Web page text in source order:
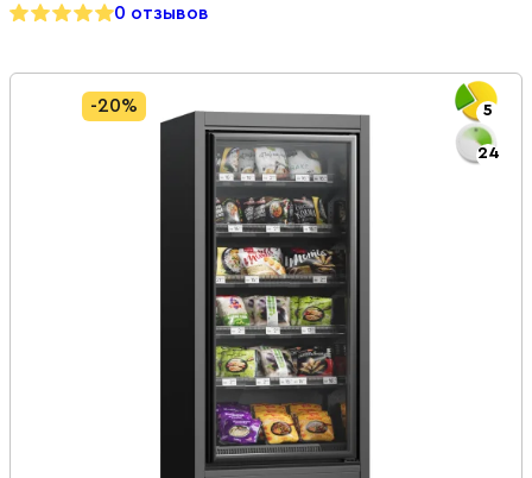
0 отзывов
-20% 5
24